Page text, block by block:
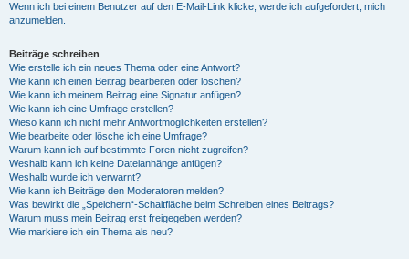
Wenn ich bei einem Benutzer auf den E-Mail-Link klicke, werde ich aufgefordert, mich
anzumelden.
Beiträge schreiben
Wie erstelle ich ein neues Thema oder eine Antwort?
Wie kann ich einen Beitrag bearbeiten oder löschen?
Wie kann ich meinem Beitrag eine Signatur anfügen?
Wie kann ich eine Umfrage erstellen?
Wieso kann ich nicht mehr Antwortmöglichkeiten erstellen?
Wie bearbeite oder lösche ich eine Umfrage?
Warum kann ich auf bestimmte Foren nicht zugreifen?
Weshalb kann ich keine Dateianhänge anfügen?
Weshalb wurde ich verwarnt?
Wie kann ich Beiträge den Moderatoren melden?
Was bewirkt die „Speichern“-Schaltfläche beim Schreiben eines Beitrags?
Warum muss mein Beitrag erst freigegeben werden?
Wie markiere ich ein Thema als neu?